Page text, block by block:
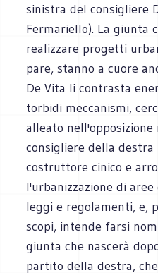
sinistra del consigliere
Fermariello). La giunta
realizzare progetti
pare, stanno a cuore
De Vita li contrasta
torbidi meccanismi,
alleato
consigliere della
costruttore cinico e
l'urbanizzazione di
leggi e regolamenti, e,
scopi, intende farsi
giunta che nascerà
partito della destra,